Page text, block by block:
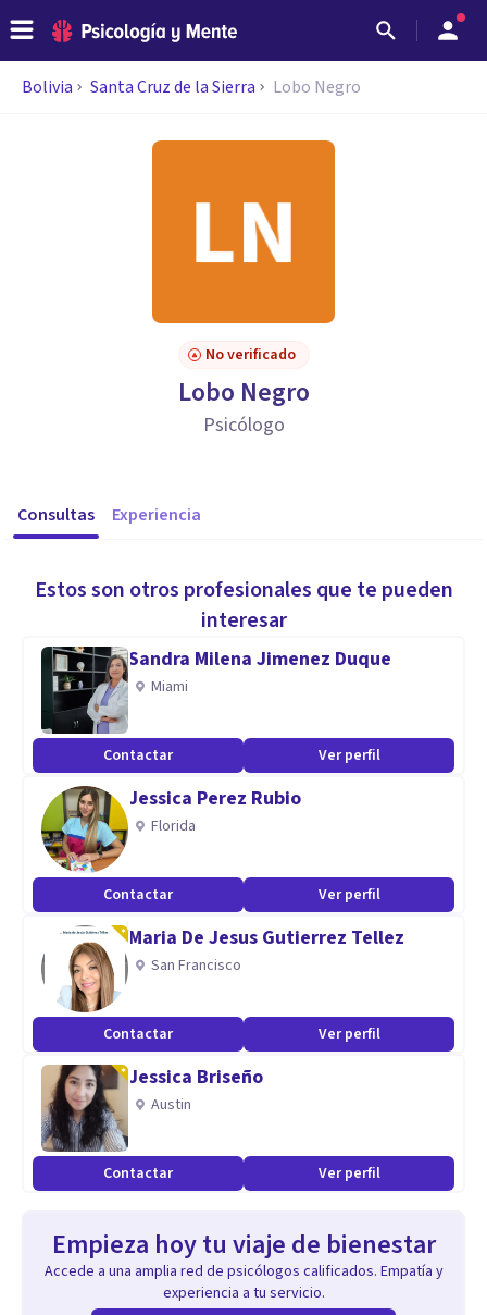
Bolivia Santa Cruz de la Sierra Lobo Negro
No verificado
Lobo Negro
Psicólogo
Consultas Experiencia
Estos son otros profesionales que te pueden
interesar
Sandra Milena Jimenez Duque
Miami
Contactar Ver perfil
Jessica Perez Rubio
Florida
Contactar Ver perfil
Maria De Jesus Gutierrez Tellez
San Francisco
Contactar Ver perfil
Jessica Briseño
Austin
Contactar Ver perfil
Empieza hoy tu viaje de bienestar
Accede a una amplia red de psicólogos calificados. Empatía y
experiencia a tu servicio.